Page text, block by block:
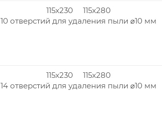
115x230 115x280
10 отверстий для удаления пыли ⌀10 мм
115x230 115x280
14 отверстий для удаления пыли ⌀10 мм